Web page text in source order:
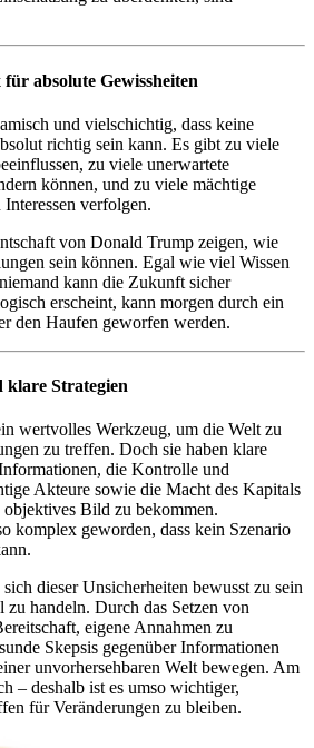
absolute Gewissheiten
und vielschichtig, dass keine
richtig sein kann. Es gibt zu viele
zu viele unerwartete
können, und zu viele mächtige
verfolgen.
von Donald Trump zeigen, wie
sein können. Egal wie viel Wissen
kann die Zukunft sicher
erscheint, kann morgen durch ein
den Haufen geworfen werden.
klare Strategien
wertvolles Werkzeug, um die Welt zu
zu treffen. Doch sie haben klare
die Kontrolle und
Akteure sowie die Macht des Kapitals
Bild zu bekommen.
komplex geworden, dass kein Szenario
dieser Unsicherheiten bewusst zu sein
zu handeln. Durch das Setzen von
eigene Annahmen zu
Skepsis gegenüber Informationen
unvorhersehbaren Welt bewegen. Am
– deshalb ist es umso wichtiger,
für Veränderungen zu bleiben.